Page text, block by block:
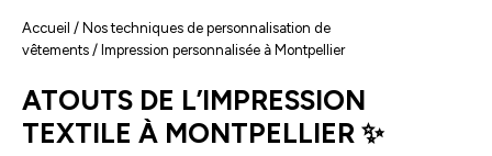
Accueil / Nos techniques de personnalisation de
vêtements / Impression personnalisée à Montpellier
ATOUTS DE L’IMPRESSION
TEXTILE À MONTPELLIER ✨